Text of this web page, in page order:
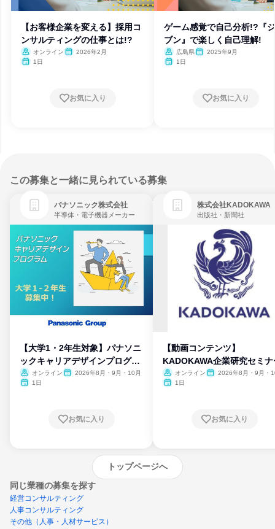
【お客様企業を変える】採用コ
ンサルティングの仕事とは!?
オンライン
2026年2月
1日
お気に入り
ゲーム感覚で自己分析!?『
ブン』で楽しく自己理解!
広島県
2025年9月
1日
お気に入り
この募集と一緒に見られている募集
パナソニック株式会社
半導体・電子機器メーカー
【大学1・2年生対象】パナソニ
ックキャリアデザインプログラ
ム
オンライン
2026年8月・9月・10月
1日
お気に入り
株式会社KADOKAWA
出版社・新聞社
【動画コンテンツ】
KADOKAWA企業研究セミナ
オンライン
2026年8月・9月・
1日
お気に入り
トップページへ
同じ業種の募集を探す
経営コンサルティング
人事コンサルティング
その他（人事・人材サービス）